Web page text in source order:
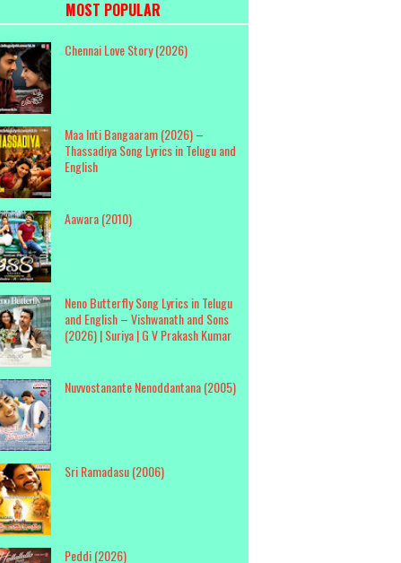
MOST POPULAR
Chennai Love Story (2026)
Maa Inti Bangaaram (2026) –
Thassadiya Song Lyrics in Telugu and
English
Aawara (2010)
Neno Butterfly Song Lyrics in Telugu
and English – Vishwanath and Sons
(2026) | Suriya | G V Prakash Kumar
Nuvvostanante Nenoddantana (2005)
Sri Ramadasu (2006)
Peddi (2026)